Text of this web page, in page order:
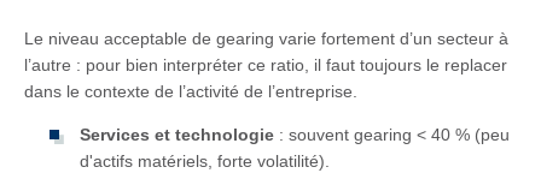
Le niveau acceptable de gearing varie fortement d’un secteur à
l’autre : pour bien interpréter ce ratio, il faut toujours le replacer
dans le contexte de l’activité de l’entreprise.
Services et technologie : souvent gearing < 40 % (peu
d'actifs matériels, forte volatilité).